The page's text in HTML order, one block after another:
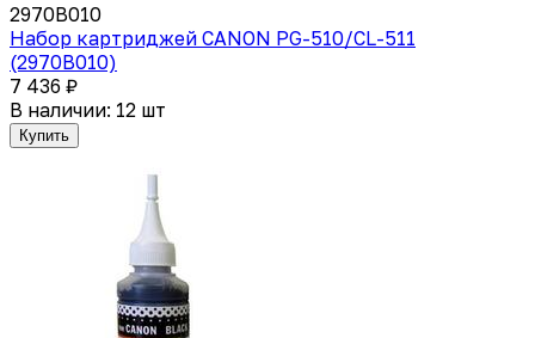
2970B010
Набор картриджей CANON PG-510/CL-511
(2970B010)
7 436 ₽
В наличии: 12 шт
Купить